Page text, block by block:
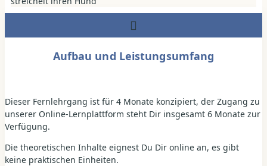
Aufbau und Leistungsumfang
Dieser Fernlehrgang ist für 4 Monate konzipiert, der Zugang zu
unserer Online-Lernplattform steht Dir insgesamt 6 Monate zur
Verfügung.
Die theoretischen Inhalte eignest Du Dir online an, es gibt
keine praktischen Einheiten.